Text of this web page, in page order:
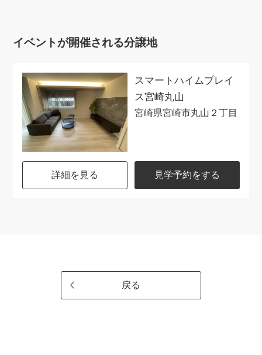
イベントが開催される分譲地
スマートハイムプレイ
ス宮崎丸山
宮崎県宮崎市丸山２丁目
詳細を見る 見学予約をする
戻る